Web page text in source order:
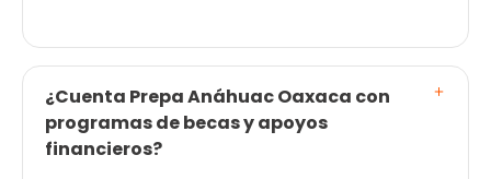
¿Cuenta Prepa Anáhuac Oaxaca con
programas de becas y apoyos
financieros?